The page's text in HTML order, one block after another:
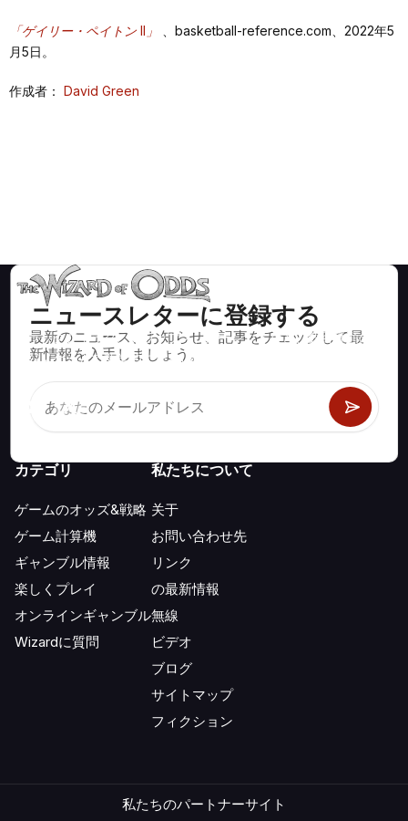
「ゲイリー・ペイトン II」
、basketball-reference.com、2022年5
月5日。
作成者： David Green
ニュースレターに登録する
最新のニュース、お知らせ、記事をチェックして最
新情報を入手しましょう。
ブラックジャック、クラップス、ルーレットなど、数百種類の
カジノゲームで数学的に正しい戦略と情報。
カテゴリ
ゲームのオッズ&戦略
ゲーム計算機
ギャンブル情報
楽しくプレイ
オンラインギャンブル
Wizardに質問
私たちについて
关于
お問い合わせ先
リンク
の最新情報
無線
ビデオ
ブログ
サイトマップ
フィクション
私たちのパートナーサイト